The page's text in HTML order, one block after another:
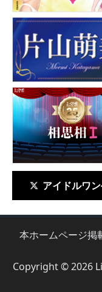
アイドルワ
本ホームページ掲
Copyright © 2026